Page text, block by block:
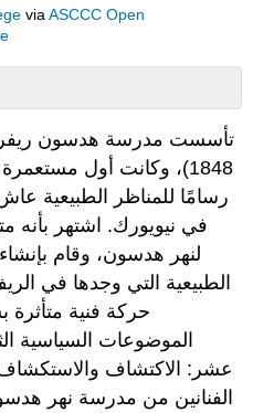
viaASCCC Open
تأسست مدرسة هدسون
1848)، وكانت أول
رسامًا للمناظر الطبيعية
في نيويورك. اشتهر بأنه
لنهر هدسون، وقام
الطبيعية التي وجدها في
حركة فنية متأثرة
الموضوعات السياسية
عشر: الاكتشاف
الفنانين من مدرسة نهر